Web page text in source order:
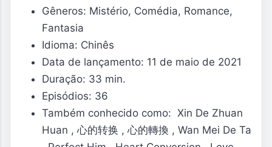
Gêneros: Mistério, Comédia, Romance,
Fantasia
Idioma: Chinês
Data de lançamento: 11 de maio de 2021
Duração: 33 min.
Episódios: 36
Também conhecido como: Xin De Zhuan
Huan , 心的转换 , 心的轉換 , Wan Mei De Ta